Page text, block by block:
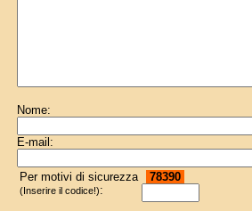
Nome:
E-mail:
Per motivi di sicurezza
(Inserire il codice!):
78390